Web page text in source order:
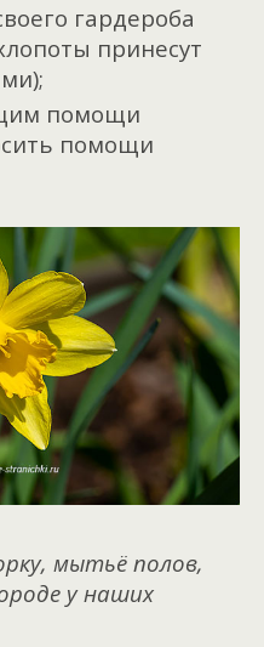
гардероба
принесут
помощи
помощи
мытьё полов,
у наших